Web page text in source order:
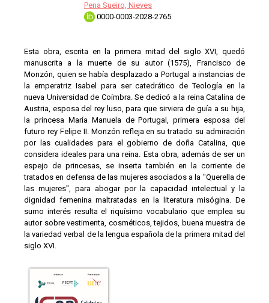
Pena Sueiro, Nieves
0000-0003-2028-2765
Esta obra, escrita en la primera mitad del siglo XVI, quedó
manuscrita a la muerte de su autor (1575), Francisco de
Monzón, quien se había desplazado a Portugal a instancias de
la emperatriz Isabel para ser catedrático de Teología en la
nueva Universidad de Coímbra. Se dedicó a la reina Catalina de
Austria, esposa del rey luso, para que sirviera de guía a su hija,
la princesa María Manuela de Portugal, primera esposa del
futuro rey Felipe II. Monzón refleja en su tratado su admiración
por las cualidades para el gobierno de doña Catalina, que
considera ideales para una reina. Esta obra, además de ser un
espejo de princesas, se inserta también en la corriente de
tratados en defensa de las mujeres asociados a la "Querella de
las mujeres", para abogar por la capacidad intelectual y la
dignidad femenina maltratadas en la literatura misógina. De
sumo interés resulta el riquísimo vocabulario que emplea su
autor sobre vestimenta, cosméticos, tejidos, buena muestra de
la variedad verbal de la lengua española de la primera mitad del
siglo XVI.